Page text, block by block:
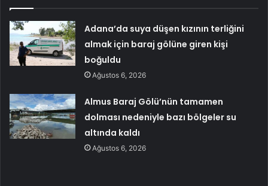
Adana’da suya düşen kızının terliğini
almak için baraj gölüne giren kişi
boğuldu
Ağustos 6, 2026
Almus Baraj Gölü’nün tamamen
dolması nedeniyle bazı bölgeler su
altında kaldı
Ağustos 6, 2026